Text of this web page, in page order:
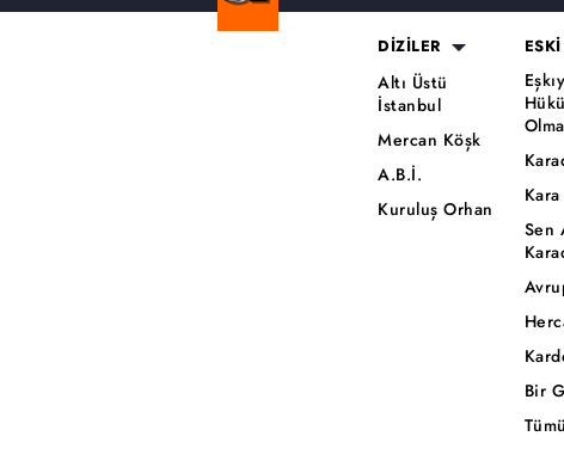
DİZİLER
Altı Üstü
İstanbul
Mercan Köşk
A.B.İ.
Kuruluş Orhan
Sen
Bir